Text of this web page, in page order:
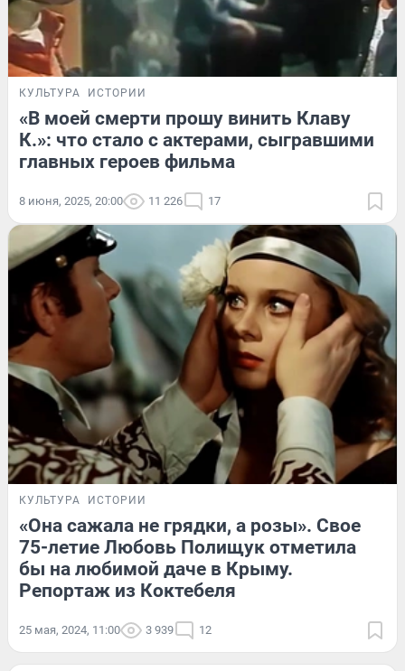
КУЛЬТУРА ИСТОРИИ
«В моей смерти прошу винить Клаву
К.»: что стало с актерами, сыгравшими
главных героев фильма
8 июня, 2025, 20:00 11 226 17
КУЛЬТУРА ИСТОРИИ
«Она сажала не грядки, а розы». Свое
75-летие Любовь Полищук отметила
бы на любимой даче в Крыму.
Репортаж из Коктебеля
25 мая, 2024, 11:00 3 939 12